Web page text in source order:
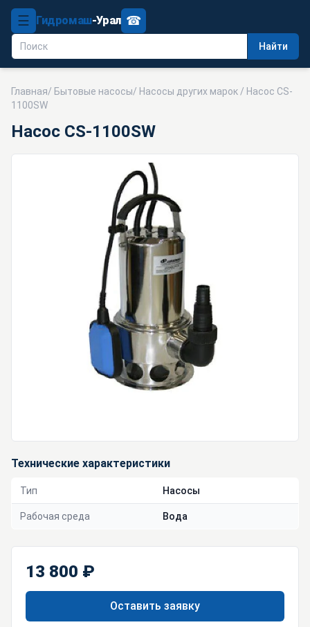
☰ Гидромаш-Урал
Найти
☎
Главная/ Бытовые насосы/ Насосы других марок / Насос CS-
1100SW
Насос CS-1100SW
Технические характеристики
Тип Насосы
Рабочая среда Вода
13 800 ₽
Оставить заявку